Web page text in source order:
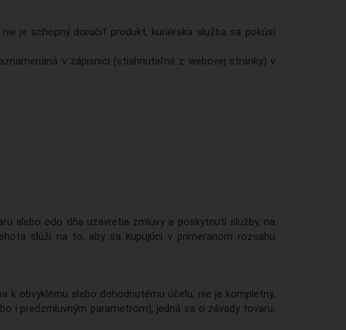
je schopný doručiť produkt, kuriérska služba sa pokúsi
v zápisnici (stiahnuteľná z webovej stránky) v
alebo odo dňa uzavretia zmluvy a poskytnutí služby, na
slúži na to, aby sa kupujúci v primeranom rozsahu
k obvyklému alebo dohodnutému účelu, nie je kompletný,
i predzmluvným parametrom), jedná sa o závady tovaru,